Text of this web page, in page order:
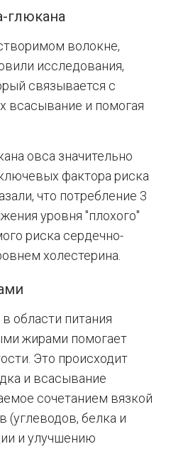
глюкана
волокне,
исследования,
связывается с
всасывание и помогая
овса значительно
фактора риска
что потребление 3
уровня "плохого"
риска сердечно-
холестерина.
области питания
жирами помогает
Это происходит
и всасывание
сочетанием вязкой
(углеводов, белка и
и улучшению